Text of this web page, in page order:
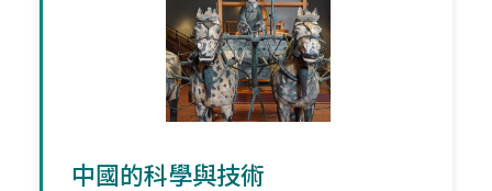
中國的科學與技術